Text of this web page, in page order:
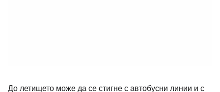
До летището може да се стигне с автобусни линии и с